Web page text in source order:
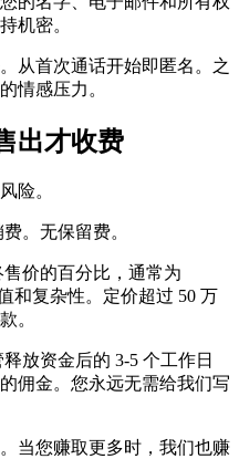
机密。
从首次通话开始即匿名。之
情感压力。
出才收费
险。
。无保留费。
价的百分比，通常为
和复杂性。定价超过 50 万
。
放资金后的 3-5 个工作日
佣金。您永远无需给我们写
当您赚取更多时，我们也赚